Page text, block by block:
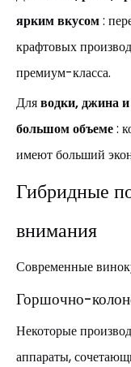
ярким вкусом:
крафтовых
премиум-класса.
Дляводки, джина
большом объеме:
имеют больший
Гибридные
внимания
Современные
Горшочно-
Некоторые
аппараты,